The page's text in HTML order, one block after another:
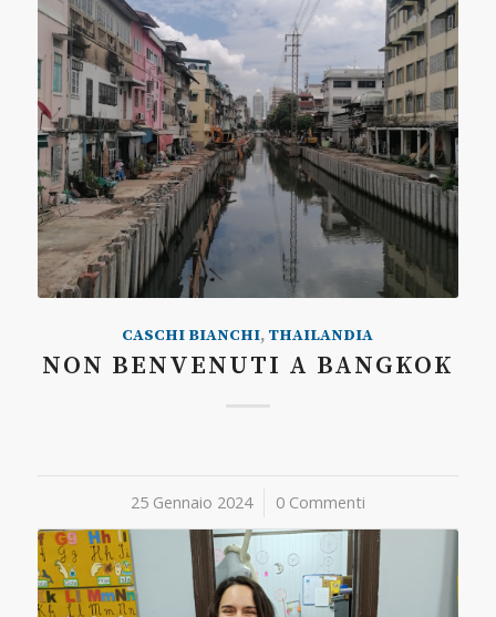
CASCHI BIANCHI, THAILANDIA
NON BENVENUTI A BANGKOK
25 Gennaio 2024
/ 0 Commenti